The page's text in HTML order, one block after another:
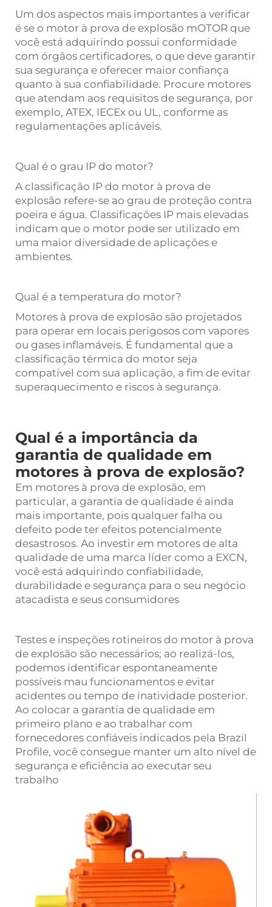
Um dos aspectos mais importantes a verificar
é se o motor à prova de explosão mOTOR que
você está adquirindo possui conformidade
com órgãos certificadores, o que deve garantir
sua segurança e oferecer maior confiança
quanto à sua confiabilidade. Procure motores
que atendam aos requisitos de segurança, por
exemplo, ATEX, IECEx ou UL, conforme as
regulamentações aplicáveis.
Qual é o grau IP do motor?
A classificação IP do motor à prova de
explosão refere-se ao grau de proteção contra
poeira e água. Classificações IP mais elevadas
indicam que o motor pode ser utilizado em
uma maior diversidade de aplicações e
ambientes.
Qual é a temperatura do motor?
Motores à prova de explosão são projetados
para operar em locais perigosos com vapores
ou gases inflamáveis. É fundamental que a
classificação térmica do motor seja
compatível com sua aplicação, a fim de evitar
superaquecimento e riscos à segurança.
Qual é a importância da
garantia de qualidade em
motores à prova de explosão?
Em motores à prova de explosão, em
particular, a garantia de qualidade é ainda
mais importante, pois qualquer falha ou
defeito pode ter efeitos potencialmente
desastrosos. Ao investir em motores de alta
qualidade de uma marca líder como a EXCN,
você está adquirindo confiabilidade,
durabilidade e segurança para o seu negócio
atacadista e seus consumidores
Testes e inspeções rotineiros do motor à prova
de explosão são necessários; ao realizá-los,
podemos identificar espontaneamente
possíveis mau funcionamentos e evitar
acidentes ou tempo de inatividade posterior.
Ao colocar a garantia de qualidade em
primeiro plano e ao trabalhar com
fornecedores confiáveis indicados pela Brazil
Profile, você consegue manter um alto nível de
segurança e eficiência ao executar seu
trabalho